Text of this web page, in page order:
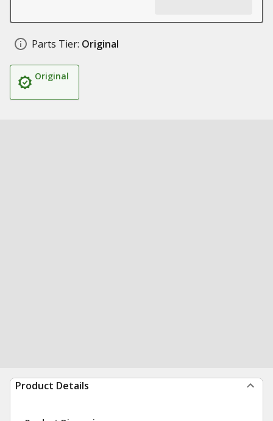
Parts Tier: Original
Original
Product Details